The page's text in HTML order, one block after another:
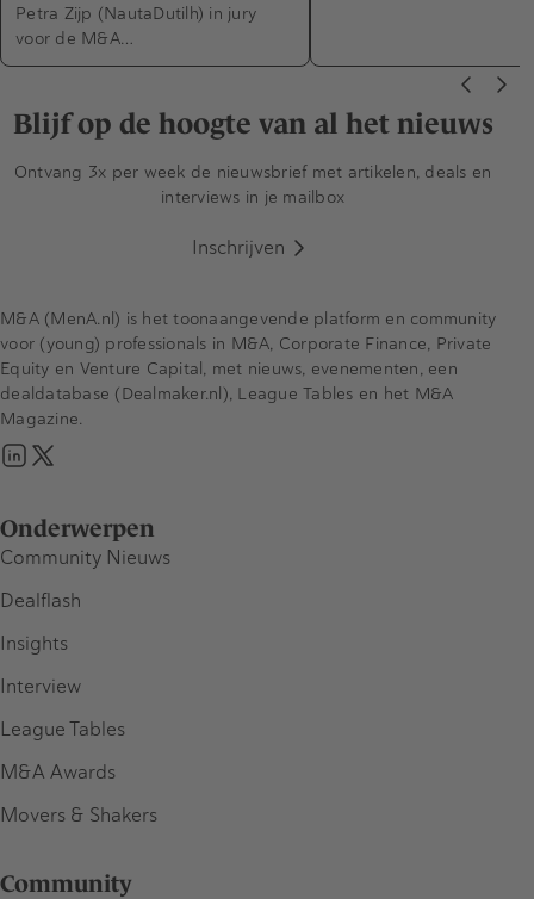
Petra Zijp (NautaDutilh) in jury
voor de M&A…
Blijf op de hoogte van al het nieuws
Ontvang 3x per week de nieuwsbrief met artikelen, deals en
interviews in je mailbox
Inschrijven
Onderwerpen
Community Nieuws
Dealflash
Insights
Interview
League Tables
M&A Awards
Movers & Shakers
Community
M&A (MenA.nl) is het toonaangevende platform en community
voor (young) professionals in M&A, Corporate Finance, Private
Equity en Venture Capital, met nieuws, evenementen, een
dealdatabase (Dealmaker.nl), League Tables en het M&A
Magazine.